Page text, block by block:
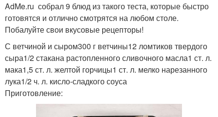
AdMe.ru собрал 9 блюд из такого теста, которые быстро
готовятся и отлично смотрятся на любом столе.
Побалуйте свои вкусовые рецепторы!
С ветчиной и сыром300 г ветчины12 ломтиков твердого
сыра1/2 стакана растопленного сливочного масла1 ст. л.
мака1,5 ст. л. желтой горчицы1 ст. л. мелко нарезанного
лука1/2 ч. л. кисло-сладкого соуса
Приготовление: